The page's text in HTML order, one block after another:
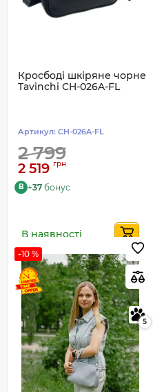
Кросбоді шкіряне чорне
Tavinchi CH-026A-FL
Артикул: CH-026A-FL
2 799
2 519 грн
B +37 бонус
В наявності
-10 %
5